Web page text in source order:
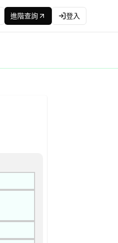
進階查詢 登入
府電子採購網（公共工程委